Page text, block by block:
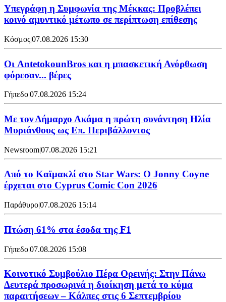
Υπεγράφη η Συμφωνία της Μέκκας: Προβλέπει
κοινό αμυντικό μέτωπο σε περίπτωση επίθεσης
Κόσμος|07.08.2026 15:30
Oι AntetokounBros και η μπασκετική Ανόρθωση
φόρεσαν... βέρες
Γήπεδο|07.08.2026 15:24
Με τον Δήμαρχο Ακάμα η πρώτη συνάντηση Ηλία
Μυριάνθους ως Επ. Περιβάλλοντος
Newsroom|07.08.2026 15:21
Από το Καϊμακλί στο Star Wars: Ο Jonny Coyne
έρχεται στο Cyprus Comic Con 2026
Παράθυρο|07.08.2026 15:14
Πτώση 61% στα έσοδα της F1
Γήπεδο|07.08.2026 15:08
Κοινοτικό Συμβούλιο Πέρα Ορεινής: Στην Πάνω
Δευτερά προσωρινά η διοίκηση μετά το κύμα
παραιτήσεων – Κάλπες στις 6 Σεπτεμβρίου